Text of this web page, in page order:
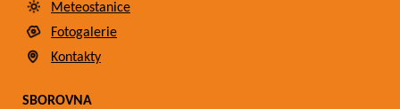
Meteostanice
Fotogalerie
Kontakty
SBOROVNA